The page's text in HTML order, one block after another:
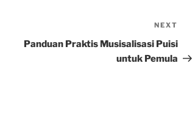
Post
NEXT
Panduan Praktis Musisalisasi Puisi
untuk Pemula